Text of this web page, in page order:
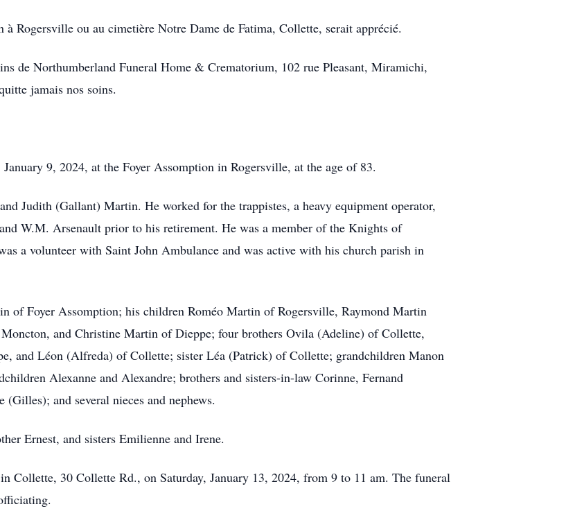
Rogersville ou au cimetière Notre Dame de Fatima, Collette, serait apprécié.
de Northumberland Funeral Home & Crematorium, 102 rue Pleasant, Miramichi,
jamais nos soins.
9, 2024, at the Foyer Assomption in Rogersville, at the age of 83.
Judith (Gallant) Martin. He worked for the trappistes, a heavy equipment operator,
W.M. Arsenault prior to his retirement. He was a member of the Knights of
a volunteer with Saint John Ambulance and was active with his church parish in
of Foyer Assomption; his children Roméo Martin of Rogersville, Raymond Martin
and Christine Martin of Dieppe; four brothers Ovila (Adeline) of Collette,
and Léon (Alfreda) of Collette; sister Léa (Patrick) of Collette; grandchildren Manon
Alexanne and Alexandre; brothers and sisters-in-law Corinne, Fernand
and several nieces and nephews.
Ernest, and sisters Emilienne and Irene.
Collette, 30 Collette Rd., on Saturday, January 13, 2024, from 9 to 11 am. The funeral